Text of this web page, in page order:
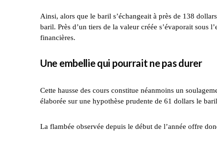
Ainsi, alors que le baril s’échangeait à près de 138
baril. Près d’un tiers de la valeur créée s’évaporait sous
financières.
Une embellie qui pourrait ne pas durer
Cette hausse des cours constitue néanmoins un
élaborée sur une hypothèse prudente de 61 dollars le
La flambée observée depuis le début de l’année offre